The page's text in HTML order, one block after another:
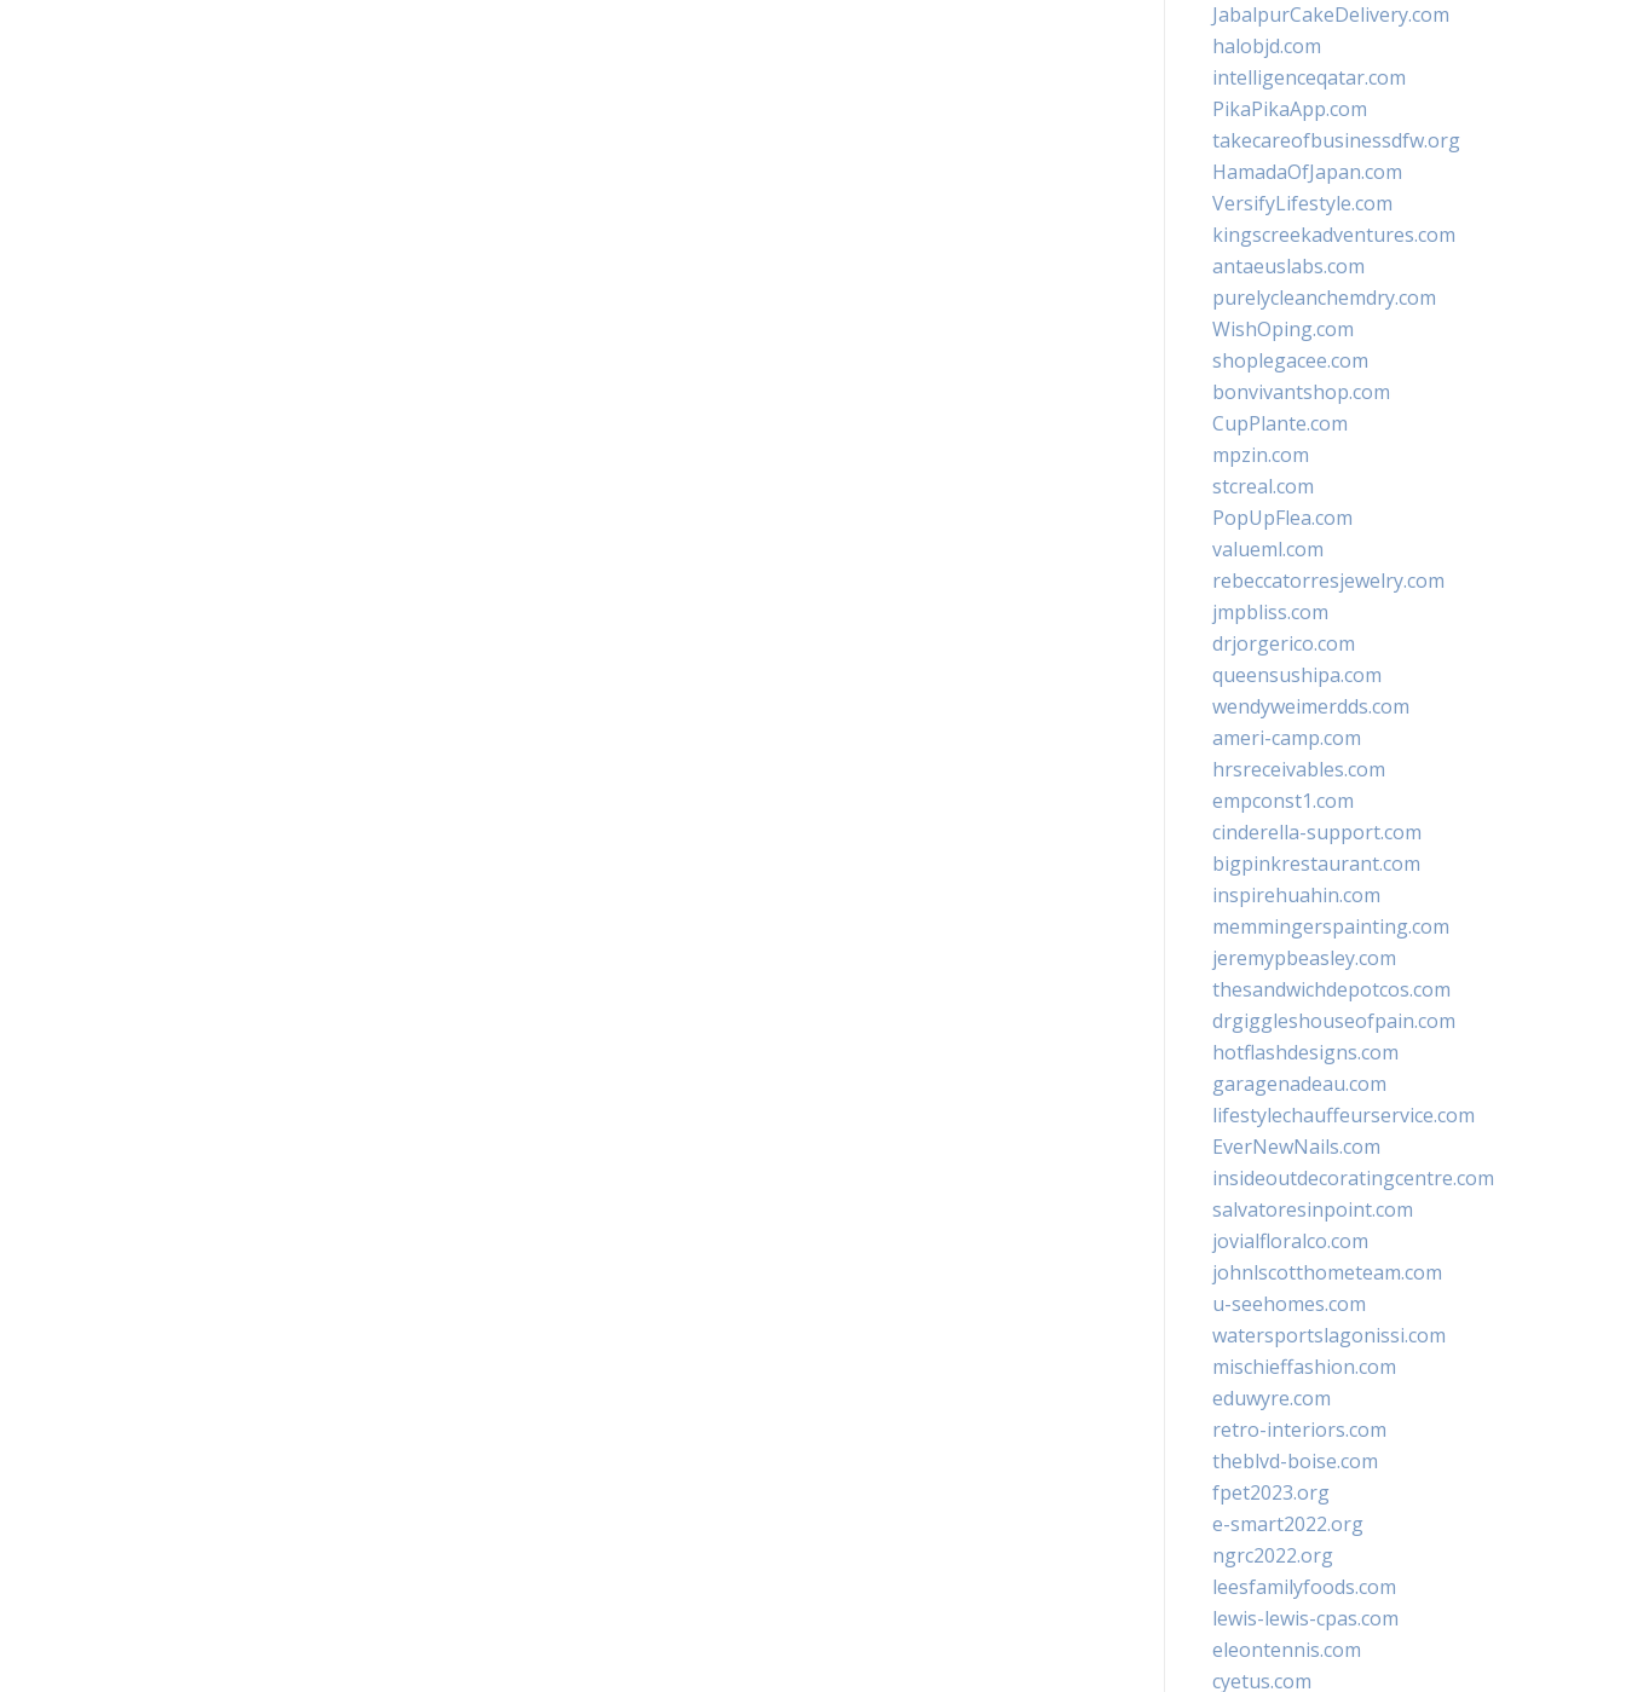
JabalpurCakeDelivery.com
halobjd.com
intelligenceqatar.com
PikaPikaApp.com
takecareofbusinessdfw.org
HamadaOfJapan.com
VersifyLifestyle.com
kingscreekadventures.com
antaeuslabs.com
purelycleanchemdry.com
WishOping.com
shoplegacee.com
bonvivantshop.com
CupPlante.com
mpzin.com
stcreal.com
PopUpFlea.com
valueml.com
rebeccatorresjewelry.com
jmpbliss.com
drjorgerico.com
queensushipa.com
wendyweimerdds.com
ameri-camp.com
hrsreceivables.com
empconst1.com
cinderella-support.com
bigpinkrestaurant.com
inspirehuahin.com
memmingerspainting.com
jeremypbeasley.com
thesandwichdepotcos.com
drgiggleshouseofpain.com
hotflashdesigns.com
garagenadeau.com
lifestylechauffeurservice.com
EverNewNails.com
insideoutdecoratingcentre.com
salvatoresinpoint.com
jovialfloralco.com
johnlscotthometeam.com
u-seehomes.com
watersportslagonissi.com
mischieffashion.com
eduwyre.com
retro-interiors.com
theblvd-boise.com
fpet2023.org
e-smart2022.org
ngrc2022.org
leesfamilyfoods.com
lewis-lewis-cpas.com
eleontennis.com
cyetus.com